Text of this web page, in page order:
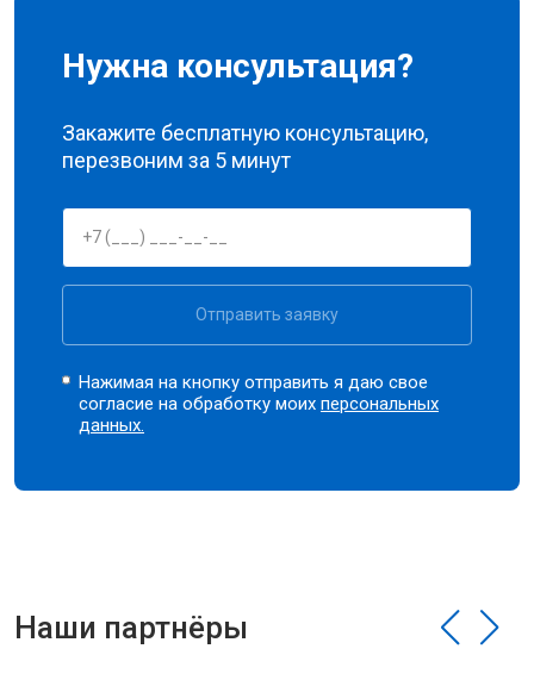
Нужна консультация?
Закажите бесплатную консультацию,
перезвоним за 5 минут
Отправить заявку
Нажимая на кнопку отправить я даю свое
согласие на обработку моихперсональных
данных.
Наши партнёры